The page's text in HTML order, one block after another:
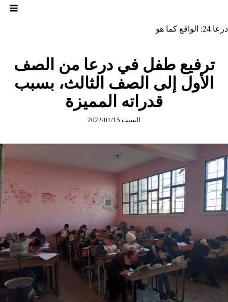
درعا 24: الواقع كما هو
ترفيع طفل في درعا من الصف
الأول إلى الصف الثالث، بسبب
قدراته المميزة
السبت 2022/01/15